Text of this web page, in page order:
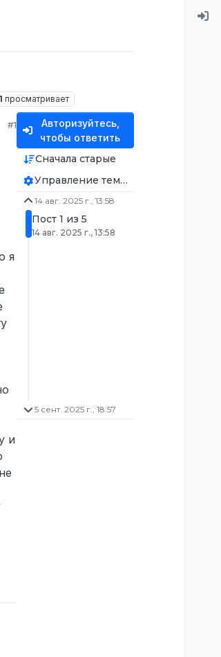
1 просматривает
#1
я
и
Авторизуйтесь,
чтобы ответить
Сначала старые
Управление темой
14 авг. 2025 г., 13:58
Пост 1 из 5
14 авг. 2025 г., 13:58
5 сент. 2025 г., 18:57